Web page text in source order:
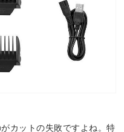
カットの失敗ですよね。特